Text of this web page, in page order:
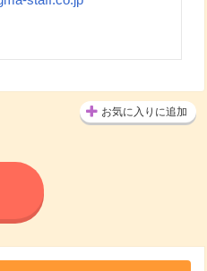
お気に入りに追加